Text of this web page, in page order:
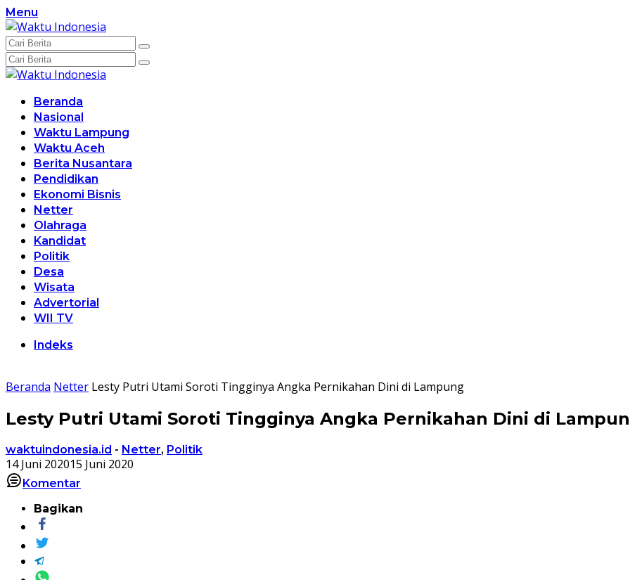
Langsung
ke
konten
Menu
Beranda
Nasional
Waktu Lampung
Waktu Aceh
Berita Nusantara
Pendidikan
Ekonomi Bisnis
Netter
Olahraga
Kandidat
Politik
Desa
Wisata
Advertorial
WII TV
Indeks
Beranda Netter Lesty Putri Utami Soroti Tingginya Angka Pernikahan Dini di Lampung
Lesty Putri Utami Soroti Tingginya Angka Pernikahan Dini di
waktuindonesia.id - Netter, Politik
14 Juni 202015 Juni 2020
Komentar
Bagikan